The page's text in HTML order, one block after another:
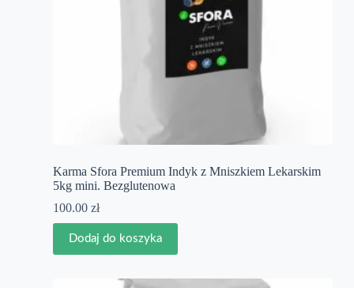
Karma Sfora Premium Indyk z Mniszkiem Lekarskim
5kg mini. Bezglutenowa
100.00 zł
Dodaj do koszyka